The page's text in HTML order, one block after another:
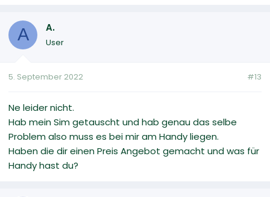
A A.
User
5. September 2022 #13
Ne leider nicht.
Hab mein Sim getauscht und hab genau das selbe
Problem also muss es bei mir am Handy liegen.
Haben die dir einen Preis Angebot gemacht und was für
Handy hast du?